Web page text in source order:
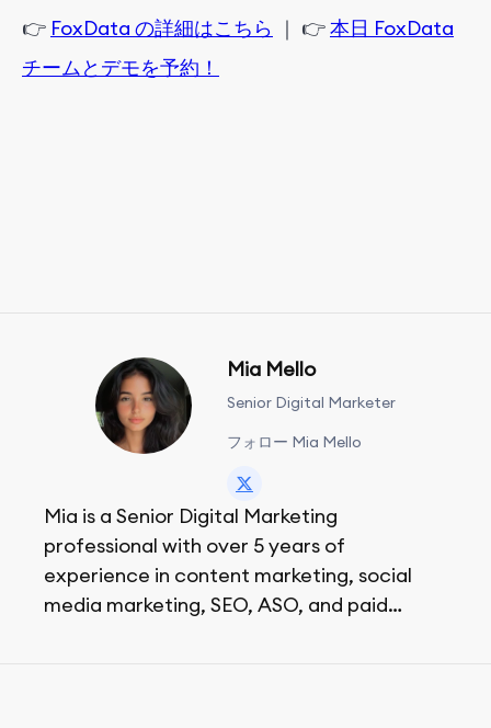
👉 FoxData の詳細はこちら ｜ 👉本日 FoxData
チームとデモを予約！
Mia Mello
Senior Digital Marketer
フォロー Mia Mello
Mia is a Senior Digital Marketing
professional with over 5 years of
experience in content marketing, social
media marketing, SEO, ASO, and paid